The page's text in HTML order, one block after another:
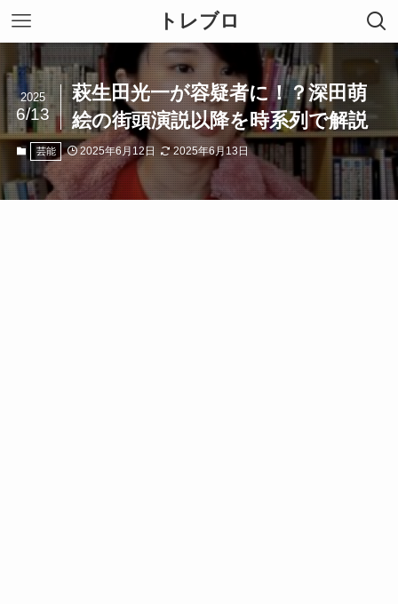
トレブロ
萩生田光一が容疑者に！？深田萌
絵の街頭演説以降を時系列で解説
2025
6/13
芸能 2025年6月12日 2025年6月13日